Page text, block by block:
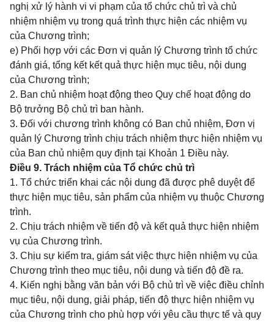
nghị xử lý hành vi vi phạm của tổ chức chủ trì và chủ
nhiệm nhiệm vụ trong quá trình thực hiện các nhiệm vụ
của Chương trình;
e) Phối hợp với các Đơn vị quản lý Chương trình tổ chức
đánh giá, tổng kết kết quả thực hiện mục tiêu, nội dung
của Chương trình;
2. Ban chủ nhiệm hoạt động theo Quy chế hoạt động do
Bộ trưởng Bộ chủ trì ban hành.
3. Đối với chương trình không có Ban chủ nhiệm, Đơn vị
quản lý Chương trình chịu trách nhiệm thực hiện nhiệm vụ
của Ban chủ nhiệm quy định tại Khoản 1 Điều này.
Điều 9. Trách nhiệm của Tổ chức chủ trì
1. Tổ chức triển khai các nội dung đã được phê duyệt để
thực hiện mục tiêu, sản phẩm của nhiệm vụ thuộc Chương
trình.
2. Chịu trách nhiệm về tiến độ và kết quả thực hiện nhiệm
vụ của Chương trình.
3. Chịu sự kiểm tra, giám sát việc thực hiện nhiệm vụ của
Chương trình theo mục tiêu, nội dung và tiến độ đề ra.
4. Kiến nghị bằng văn bản với Bộ chủ trì về việc điều chỉnh
mục tiêu, nội dung, giải pháp, tiến độ thực hiện nhiệm vụ
của Chương trình cho phù hợp với yêu cầu thực tế và quy